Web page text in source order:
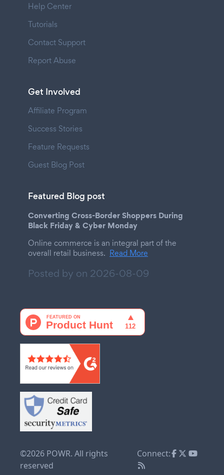
Help Center
Tutorials
Contact Support
Report Abuse
Get Involved
Affiliate Program
Success Stories
Feature Requests
Guest Blog Post
Featured Blog post
Converting Cross-Border Shoppers During
Black Friday & Cyber Monday
Online commerce is an integral part of the
overall retail business. Read More
Posted by on 2026-08-09
©2026 POWR. All rights
reserved
Connect: